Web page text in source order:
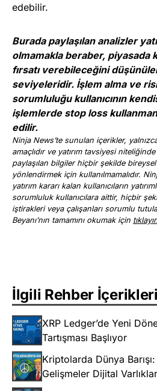
edebilir.
Burada paylaşılan analizler
olmamakla beraber, piyasada
fırsatı verebileceğini
seviyeleridir. İşlem alma ve
sorumluluğu kullanıcının
işlemlerde stop loss
edilir.
Ninja News’te sunulan içerikler,
amaçlıdır ve yatırım tavsiyesi
paylaşılan bilgiler hiçbir şekilde bireysel
yönlendirmek için kullanılmamalıdır.
yatırım kararı kalan kullanıcıların
sorumluluk kullanıcılara aittir, hiçbir
iştirakleri veya çalışanları sorumlu
Beyanı’nın tamamını okumak için
İlgili Rehber İçerikleri
XRP Ledger’de Yeni
Tartışması Başlıyor
Kriptolarda Dünya
Gelişmeler Dijital